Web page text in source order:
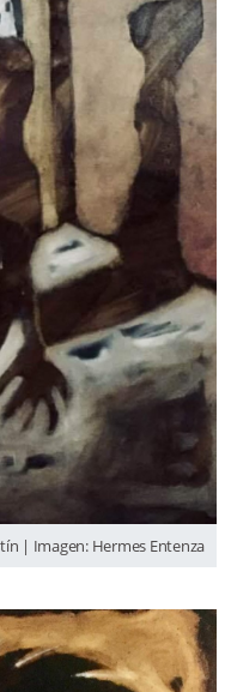
| Imagen: Hermes Entenza